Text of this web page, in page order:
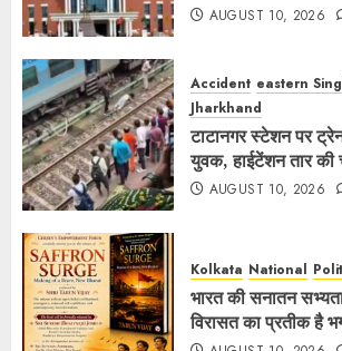
AUGUST 10, 2026
Accident eastern
Jharkhand
टाटानगर स्टेशन पर
युवक, हाईटेंशन तार
AUGUST 10, 2026
Kolkata National
भारत की सनातन
विरासत का प्रतीक है